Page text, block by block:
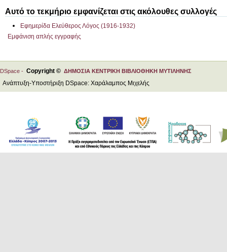
Αυτό το τεκμήριο εμφανίζεται στις ακόλουθες συλλογές
Εφημερίδα Ελεύθερος Λόγος (1916-1932)
Εμφάνιση απλής εγγραφής
DSpace - Copyright © ΔΗΜΟΣΙΑ ΚΕΝΤΡΙΚΗ ΒΙΒΛΙΟΘΗΚΗ ΜΥΤΙΛΗΝΗΣ
Ανάπτυξη-Υποστήριξη DSpace: Χαράλαμπος Μιχελής